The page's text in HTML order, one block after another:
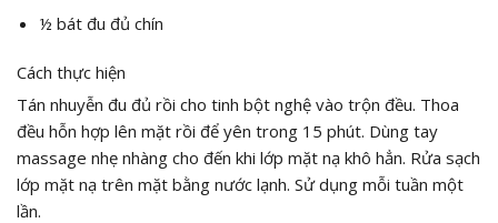
½ bát đu đủ chín
Cách thực hiện
Tán nhuyễn đu đủ rồi cho tinh bột nghệ vào trộn đều. Thoa
đều hỗn hợp lên mặt rồi để yên trong 15 phút. Dùng tay
massage nhẹ nhàng cho đến khi lớp mặt nạ khô hẳn. Rửa sạch
lớp mặt nạ trên mặt bằng nước lạnh. Sử dụng mỗi tuần một
lần.